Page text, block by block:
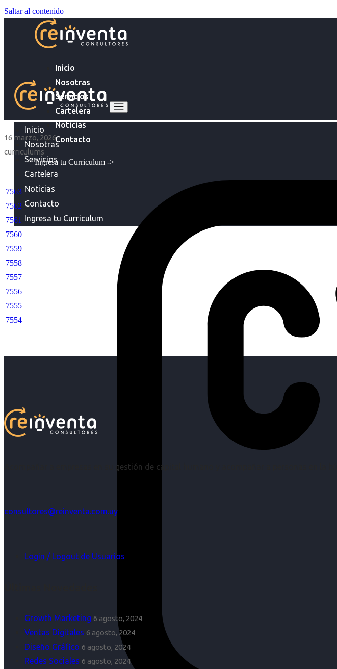
Saltar al contenido
Inicio
Nosotras
Servicios
Cartelera
Noticias
Contacto
Ingresa tu Curriculum ->
Inicio
Nosotras
Servicios
Cartelera
Noticias
Contacto
Ingresa tu Curriculum
16 marzo, 2026
curriculums
|7563
|7562
|7561
|7560
|7559
|7558
|7557
|7556
|7555
|7554
Acompañar a empresas en su gestión de capital humano y acompañar a personas en la
consultores@reinventa.com.uy
Login / Logout de Usuarios
Growth Marketing 6 agosto, 2024
Ventas Digitales 6 agosto, 2024
Diseño Gráfico 6 agosto, 2024
Redes Sociales 6 agosto, 2024